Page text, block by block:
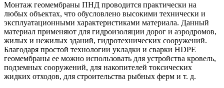
Монтаж геомембраны ПНД проводится практически на
любых объектах, что обусловлено высокими технически и
эксплуатационными характеристиками материала. Данный
материал применяют для гидроизоляции дорог и аэродромов,
жилых и нежилых зданий, гидротехнических сооружений.
Благодаря простой технологии укладки и сварки HDPE
геомембраны ее можно использовать для устройства кровель,
подземных сооружений, для накопителей токсических
жидких отходов, для строительства рыбных ферм и т. д.